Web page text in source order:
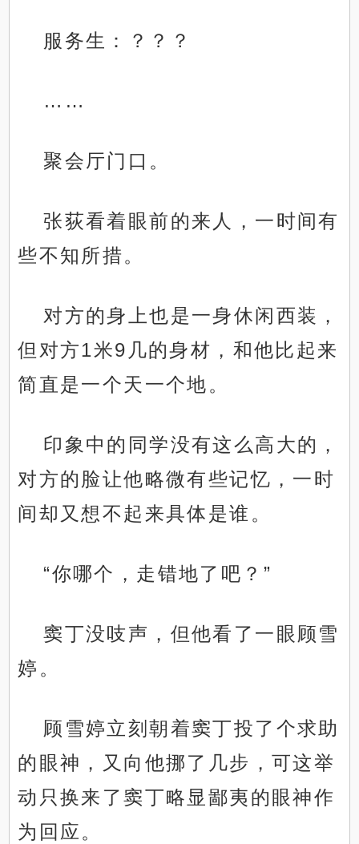
服务生：？？？
……
聚会厅门口。
张荻看着眼前的来人，一时间有
些不知所措。
对方的身上也是一身休闲西装，
但对方1米9几的身材，和他比起来
简直是一个天一个地。
印象中的同学没有这么高大的，
对方的脸让他略微有些记忆，一时
间却又想不起来具体是谁。
“你哪个，走错地了吧？”
窦丁没吱声，但他看了一眼顾雪
婷。
顾雪婷立刻朝着窦丁投了个求助
的眼神，又向他挪了几步，可这举
动只换来了窦丁略显鄙夷的眼神作
为回应。